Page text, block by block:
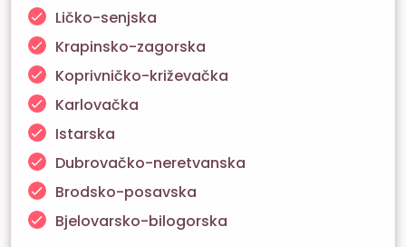
Ličko-senjska
Krapinsko-zagorska
Koprivničko-križevačka
Karlovačka
Istarska
Dubrovačko-neretvanska
Brodsko-posavska
Bjelovarsko-bilogorska